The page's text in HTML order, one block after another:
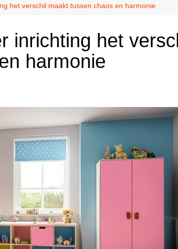
het verschil maakt tussen chaos en harmonie
inrichting het
harmonie